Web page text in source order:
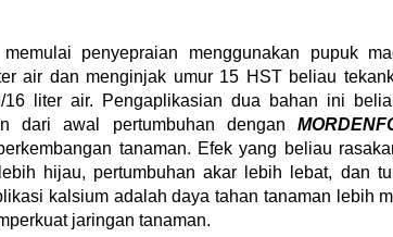
penyepraian menggunakan pupuk
air dan menginjak umur 15 HST beliau
liter air. Pengaplikasian dua bahan ini
dari awal pertumbuhan dengan
tanaman. Efek yang beliau
hijau, pertumbuhan akar lebih lebat, dan
kalsium adalah daya tahan tanaman lebih
jaringan tanaman.